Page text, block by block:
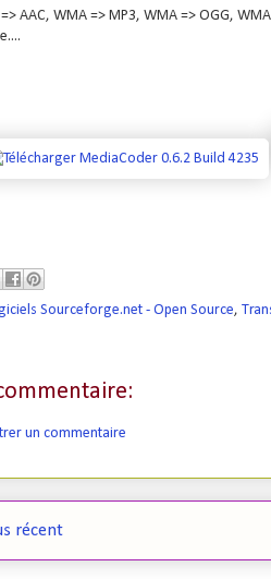
AAC, WMA => MP3, WMA => OGG,
Sourceforge.net - Open Source,
un commentaire
récent